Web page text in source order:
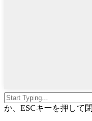
か、ESCキーを押して